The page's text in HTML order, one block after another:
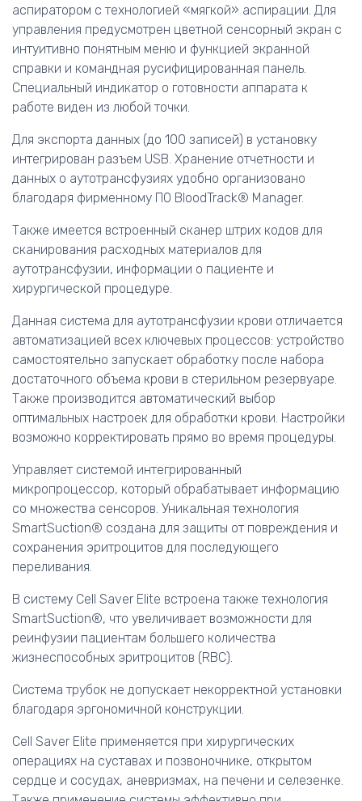
аспиратором с технологией «мягкой» аспирации. Для
управления предусмотрен цветной сенсорный экран с
интуитивно понятным меню и функцией экранной
справки и командная русифицированная панель.
Специальный индикатор о готовности аппарата к
работе виден из любой точки.
Для экспорта данных (до 100 записей) в установку
интегрирован разъем USB. Хранение отчетности и
данных о аутотрансфузиях удобно организовано
благодаря фирменному ПО BloodTrack® Manager.
Также имеется встроенный сканер штрих кодов для
сканирования расходных материалов для
аутотрансфузии, информации о пациенте и
хирургической процедуре.
Данная система для аутотрансфузии крови отличается
автоматизацией всех ключевых процессов: устройство
самостоятельно запускает обработку после набора
достаточного объема крови в стерильном резервуаре.
Также производится автоматический выбор
оптимальных настроек для обработки крови. Настройки
возможно корректировать прямо во время процедуры.
Управляет системой интегрированный
микропроцессор, который обрабатывает информацию
со множества сенсоров. Уникальная технология
SmartSuction® создана для защиты от повреждения и
сохранения эритроцитов для последующего
переливания.
В систему Cell Saver Elite встроена также технология
SmartSuction®, что увеличивает возможности для
реинфузии пациентам большего количества
жизнеспособных эритроцитов (RBC).
Система трубок не допускает некорректной установки
благодаря эргономичной конструкции.
Cell Saver Elite применяется при хирургических
операциях на суставах и позвоночнике, открытом
сердце и сосудах, аневризмах, на печени и селезенке.